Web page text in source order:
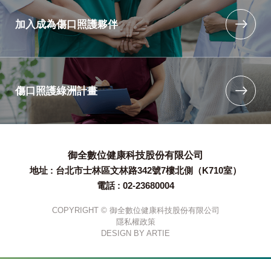
加入成為傷口照護夥伴
傷口照護綠洲計畫
御全數位健康科技股份有限公司
地址 : 台北市士林區文林路342號7樓北側（K710室）
電話 : 02-23680004
COPYRIGHT © 御全數位健康科技股份有限公司
隱私權政策
DESIGN BY ARTIE